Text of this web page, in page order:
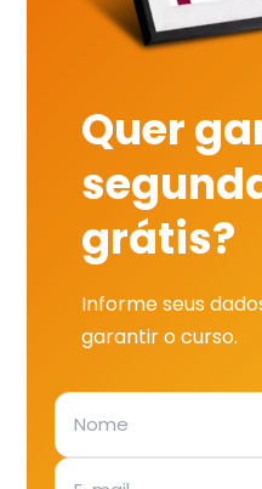
Quer
grátis?
Informe seus
garantir o curso.